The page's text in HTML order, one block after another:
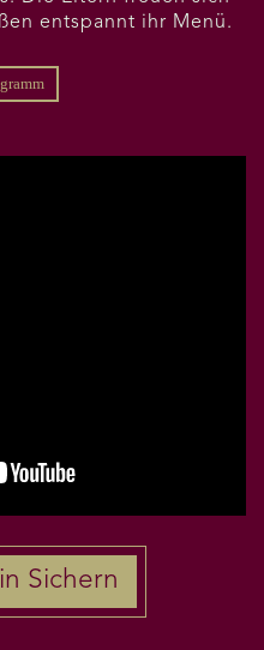
entspannt ihr Menü.
Sichern